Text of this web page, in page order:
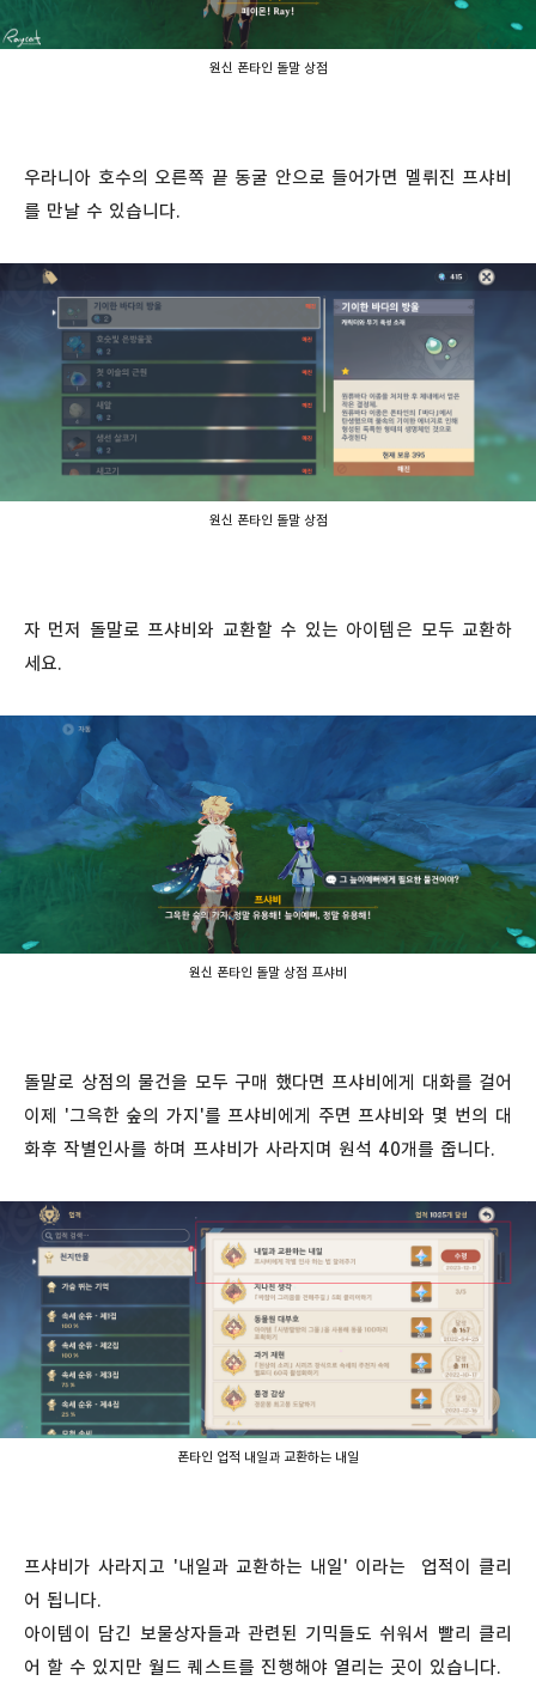
원신 폰타인 돌말 상점
우라니아 호수의 오른쪽 끝 동굴 안으로 들어가면 멜뤼진 프샤비
를 만날 수 있습니다.
원신 폰타인 돌말 상점
자 먼저 돌말로 프샤비와 교환할 수 있는 아이템은 모두 교환하
세요.
원신 폰타인 돌말 상점 프샤비
돌말로 상점의 물건을 모두 구매 했다면 프샤비에게 대화를 걸어
이제 '그윽한 숲의 가지'를 프샤비에게 주면 프샤비와 몇 번의 대
화후 작별인사를 하며 프샤비가 사라지며 원석 40개를 줍니다.
폰타인 업적 내일과 교환하는 내일
프샤비가 사라지고 '내일과 교환하는 내일' 이라는 업적이 클리
어 됩니다.
아이템이 담긴 보물상자들과 관련된 기믹들도 쉬워서 빨리 클리
어 할 수 있지만 월드 퀘스트를 진행해야 열리는 곳이 있습니다.